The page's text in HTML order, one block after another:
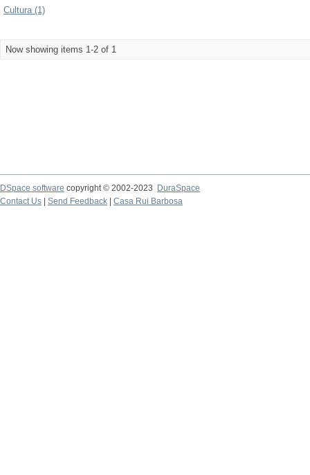
Cultura (1)
Now showing items 1-2 of 1
DSpace software copyright © 2002-2023
DuraSpace
Contact Us
Send Feedback Casa Rui Barbosa